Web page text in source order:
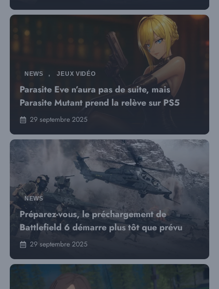
NEWS , JEUX VIDÉO
Parasite Eve n’aura pas de suite, mais
Parasite Mutant prend la relève sur PS5
29 septembre 2025
NEWS
Préparez-vous, le préchargement de
Battlefield 6 démarre plus tôt que prévu
29 septembre 2025